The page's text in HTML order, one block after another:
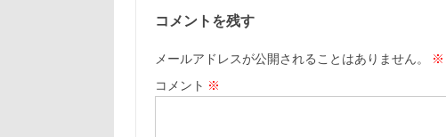
コメントを残す
メールアドレスが公開されることはありません。 ※
コメント ※